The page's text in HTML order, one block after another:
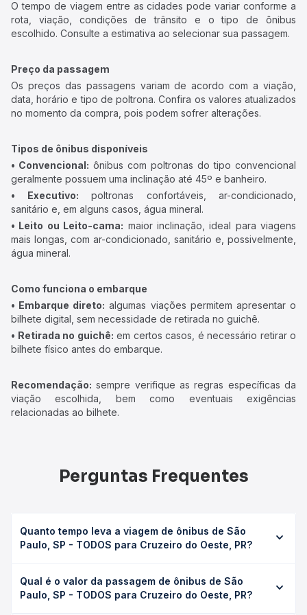
O tempo de viagem entre as cidades pode variar conforme a
rota, viação, condições de trânsito e o tipo de ônibus
escolhido. Consulte a estimativa ao selecionar sua passagem.
Preço da passagem
Os preços das passagens variam de acordo com a viação,
data, horário e tipo de poltrona. Confira os valores atualizados
no momento da compra, pois podem sofrer alterações.
Tipos de ônibus disponíveis
• Convencional: ônibus com poltronas do tipo convencional
geralmente possuem uma inclinação até 45º e banheiro.
• Executivo: poltronas confortáveis, ar-condicionado,
sanitário e, em alguns casos, água mineral.
• Leito ou Leito-cama: maior inclinação, ideal para viagens
mais longas, com ar-condicionado, sanitário e, possivelmente,
água mineral.
Como funciona o embarque
• Embarque direto: algumas viações permitem apresentar o
bilhete digital, sem necessidade de retirada no guichê.
• Retirada no guichê: em certos casos, é necessário retirar o
bilhete físico antes do embarque.
Recomendação: sempre verifique as regras específicas da
viação escolhida, bem como eventuais exigências
relacionadas ao bilhete.
Perguntas Frequentes
Quanto tempo leva a viagem de ônibus de São
Paulo, SP - TODOS para Cruzeiro do Oeste, PR?
Cruzeiro do Oeste, PR leva em média 18h 9min, podendo
variar conforme a viação, o tipo de serviço (convencional,
Qual é o valor da passagem de ônibus de São
Paulo, SP - TODOS para Cruzeiro do Oeste, PR?